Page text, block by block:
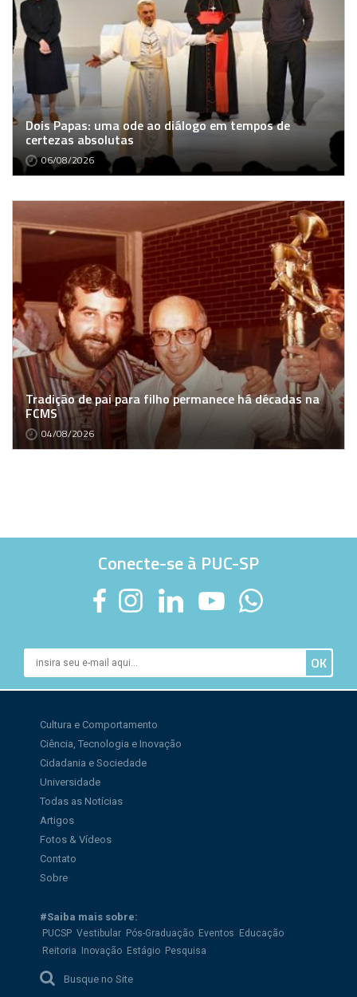
Dois Papas: uma ode ao diálogo em tempos de
certezas absolutas
06/08/2026
Tradição de pai para filho permanece há décadas na
FCMS
04/08/2026
Conecte-se à PUC-SP
Cultura e Comportamento
Ciência, Tecnologia e Inovação
Cidadania e Sociedade
Universidade
Todas as Notícias
Artigos
Fotos & Vídeos
Contato
Sobre
#Saiba mais sobre:
PUCSP Vestibular Pós-Graduação Eventos Educação
Reitoria Inovação Estágio Pesquisa
Busque no Site